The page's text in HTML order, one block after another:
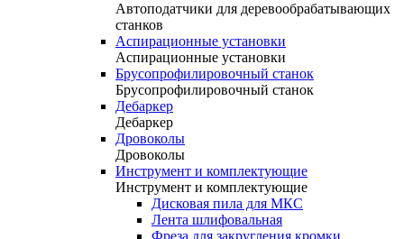
Автоподатчики для деревообрабатывающих
станков
Аспирационные установки
Аспирационные установки
Брусопрофилировочный станок
Брусопрофилировочный станок
Дебаркер
Дебаркер
Дровоколы
Дровоколы
Инструмент и комплектующие
Инструмент и комплектующие
Дисковая пила для МКС
Лента шлифовальная
Фреза для закругления кромки